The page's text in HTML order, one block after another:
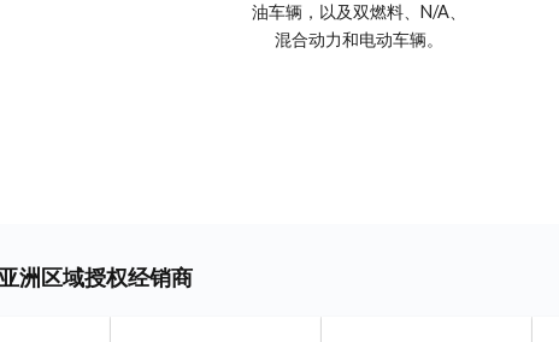
油车辆，以及双燃料、N/A、
混合动力和电动车辆。
洲区域授权经销商